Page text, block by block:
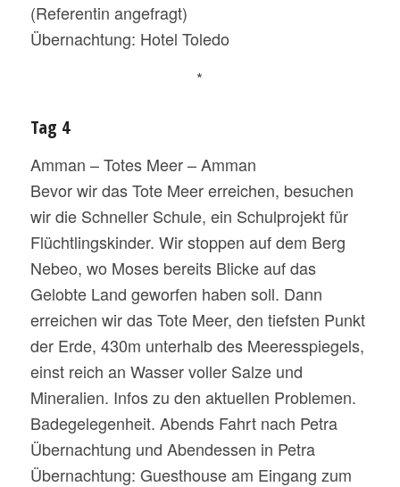
(Referentin angefragt)
Übernachtung: Hotel Toledo
*
Tag 4
Amman – Totes Meer – Amman
Bevor wir das Tote Meer erreichen, besuchen
wir die Schneller Schule, ein Schulprojekt für
Flüchtlingskinder. Wir stoppen auf dem Berg
Nebeo, wo Moses bereits Blicke auf das
Gelobte Land geworfen haben soll. Dann
erreichen wir das Tote Meer, den tiefsten Punkt
der Erde, 430m unterhalb des Meeresspiegels,
einst reich an Wasser voller Salze und
Mineralien. Infos zu den aktuellen Problemen.
Badegelegenheit. Abends Fahrt nach Petra
Übernachtung und Abendessen in Petra
Übernachtung: Guesthouse am Eingang zum